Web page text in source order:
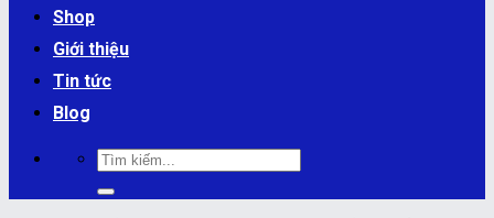
Shop
Giới thiệu
Tin tức
Blog
Tìm
kiếm: